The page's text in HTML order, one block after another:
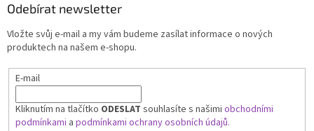
Odebírat newsletter
Vložte svůj e-mail a my vám budeme zasílat informace o nových
produktech na našem e-shopu.
E-mail
Kliknutím na tlačítko ODESLAT souhlasíte s našimi obchodními
podmínkami a podmínkami ochrany osobních údajů.